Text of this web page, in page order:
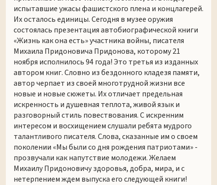
испытавшие ужасы фашистского плена и концлагерей.
Их осталось единицы. Сегодня в музее оружия
состоялась презентация автобиографической книги
«Жизнь как она есть» участника войны, писателя
Михаила Придоновича Придонова, которому 21
ноября исполнилось 94 года! Это третья из изданных
автором книг. Словно из бездонного кладезя памяти,
автор черпает из своей многотрудной жизни все
новые и новые сюжеты. Их отличает предельная
искренность и душевная теплота, живой язык и
разговорный стиль повествования. С искренним
интересом и восхищением слушали ребята мудрого
талантливого писателя. Слова, сказанные им о своем
поколении «Мы были со дня рождения патриотами» -
прозвучали как напутствие молодежи. Желаем
Михаилу Придоновичу здоровья, добра, мира, и с
нетерпением ждем выпуска его следующей книги!